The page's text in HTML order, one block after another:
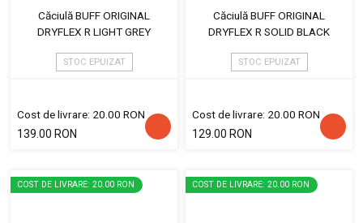
Căciulă BUFF ORIGINAL
DRYFLEX R LIGHT GREY
STOC EPUIZAT
Cost de livrare: 20.00 RON
139.00 RON
Căciulă BUFF ORIGINAL
DRYFLEX R SOLID BLACK
STOC EPUIZAT
Cost de livrare: 20.00 RON
129.00 RON
COST DE LIVRARE: 20.00 RON COST DE LIVRARE: 20.00 RON